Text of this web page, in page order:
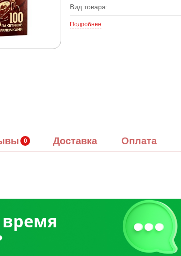
Вид товара:
Подробнее
Доставка Оплата
время